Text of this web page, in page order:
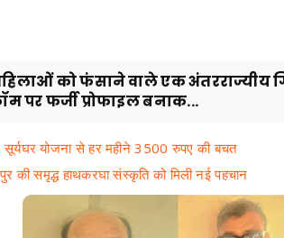
को फंसाने वाले एक अंतरराज्यीय
पर फर्जी प्रोफाइल बनाक...
सूर्यघर योजना से हर महीने 3500 रुपए की बचत
की समृद्ध हाथकरघा संस्कृति को मिली नई पहचान